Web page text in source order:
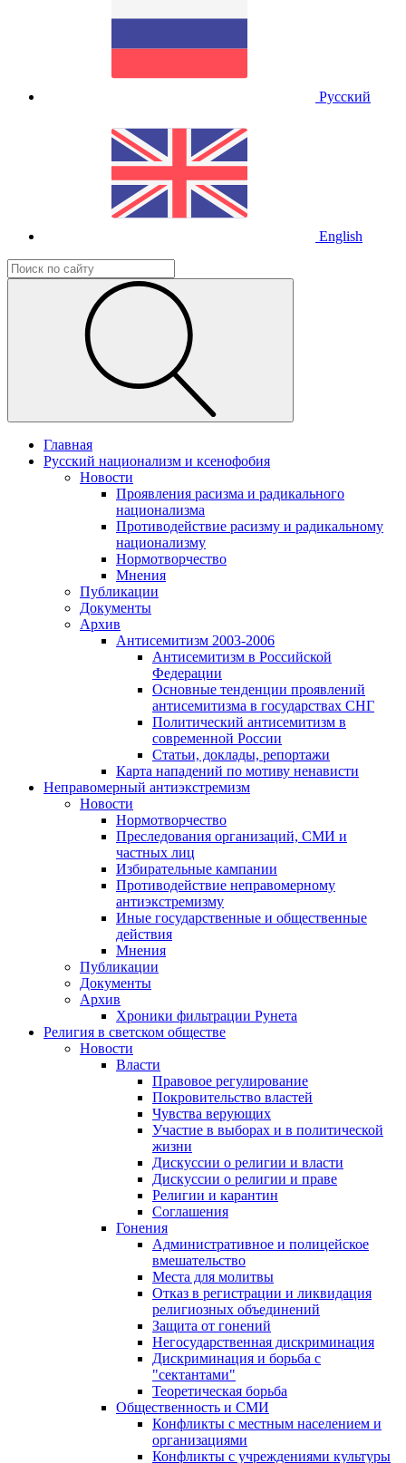
Русский
English
Главная
Русский национализм и ксенофобия
Новости
Проявления расизма и радикального
национализма
Противодействие расизму и радикальному
национализму
Нормотворчество
Мнения
Публикации
Документы
Архив
Антисемитизм 2003-2006
Антисемитизм в Российской
Федерации
Основные тенденции проявлений
антисемитизма в государствах СНГ
Политический антисемитизм в
современной России
Статьи, доклады, репортажи
Карта нападений по мотиву ненависти
Неправомерный антиэкстремизм
Новости
Нормотворчество
Преследования организаций, СМИ и
частных лиц
Избирательные кампании
Противодействие неправомерному
антиэкстремизму
Иные государственные и общественные
действия
Мнения
Публикации
Документы
Архив
Хроники фильтрации Рунета
Религия в светском обществе
Новости
Власти
Правовое регулирование
Покровительство властей
Чувства верующих
Участие в выборах и в политической
жизни
Дискуссии о религии и власти
Дискуссии о религии и праве
Религии и карантин
Соглашения
Гонения
Административное и полицейское
вмешательство
Места для молитвы
Отказ в регистрации и ликвидация
религиозных объединений
Защита от гонений
Негосударственная дискриминация
Дискриминация и борьба с
"сектантами"
Теоретическая борьба
Общественность и СМИ
Конфликты с местным населением и
организациями
Конфликты с учреждениями культуры